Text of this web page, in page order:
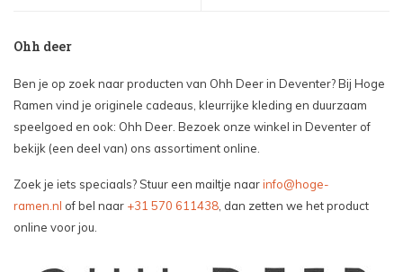
Ohh deer
Ben je op zoek naar producten van Ohh Deer in Deventer? Bij Hoge
Ramen vind je originele cadeaus, kleurrijke kleding en duurzaam
speelgoed en ook: Ohh Deer. Bezoek onze winkel in Deventer of
bekijk (een deel van) ons assortiment online.
Zoek je iets speciaals? Stuur een mailtje naarinfo@hoge-
ramen.nl of bel naar +31 570 611438 , dan zetten we het product
online voor jou.